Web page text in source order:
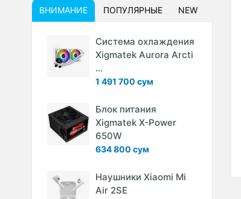
ВНИМАНИЕ ПОПУЛЯРНЫЕ NEW
Система охлаждения
Xigmatek Aurora Arcti
...
1 491 700 сум
Блок питания
Xigmatek X-Power
650W
634 800 сум
Наушники Xiaomi Mi
Air 2SE